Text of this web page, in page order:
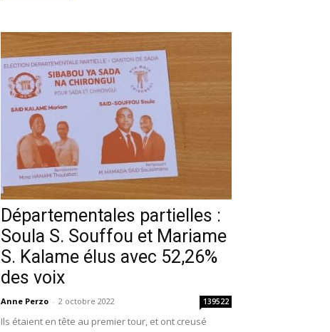
Départementales partielles :
Soula S. Souffou et Mariame
S. Kalame élus avec 52,26%
des voix
Anne Perzo - 2 octobre 2022 139522
Ils étaient en tête au premier tour, et ont creusé